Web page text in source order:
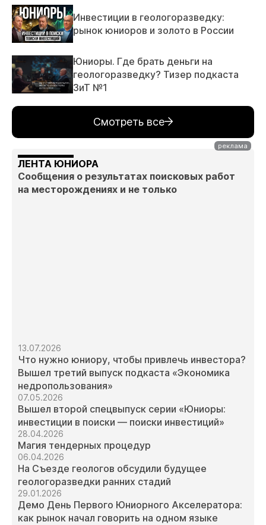
Инвестиции в геологоразведку:
рынок юниоров и золото в России
Юниоры. Где брать деньги на
геологоразведку? Тизер подкаста
ЗиТ №1
Смотреть все
ЛЕНТА ЮНИОРА
Сообщения о результатах поисковых работ
на месторождениях и не только
13.07.2026
Что нужно юниору, чтобы привлечь инвестора?
Вышел третий выпуск подкаста «Экономика
недропользования»
07.05.2026
Вышел второй спецвыпуск серии «Юниоры:
инвестиции в поиски — поиски инвестиций»
28.04.2026
Магия тендерных процедур
06.04.2026
На Съезде геологов обсудили будущее
геологоразведки ранних стадий
29.01.2026
Демо День Первого Юниорного Акселератора:
как рынок начал говорить на одном языке